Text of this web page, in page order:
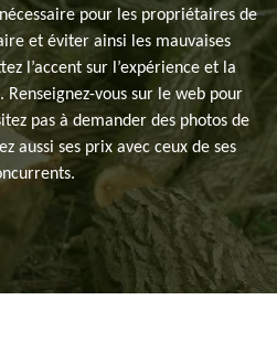
pour les propriétaires de
et éviter ainsi les mauvaises
l’accent sur l’expérience et la
vous sur le web pour
pas à demander des photos de
aussi ses prix avec ceux de ses